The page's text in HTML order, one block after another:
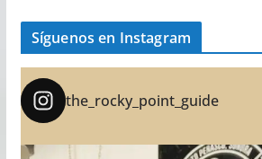
Síguenos en Instagram
the_rocky_point_guide